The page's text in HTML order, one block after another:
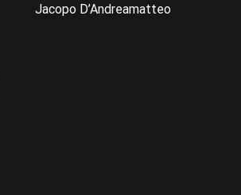
Jacopo D’Andreamatteo